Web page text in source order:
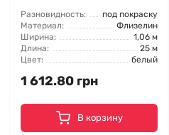
Разновидность:
под покраску
Материал:
Флизелин
Ширина:
1,06 м
Длина:
25 м
Цвет:
белый
1 612.80 грн
В корзину